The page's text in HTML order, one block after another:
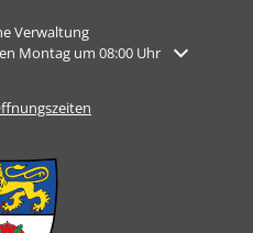
Verwaltung
oder Schließzeiten auszublenden
Montag um 08:00 Uhr